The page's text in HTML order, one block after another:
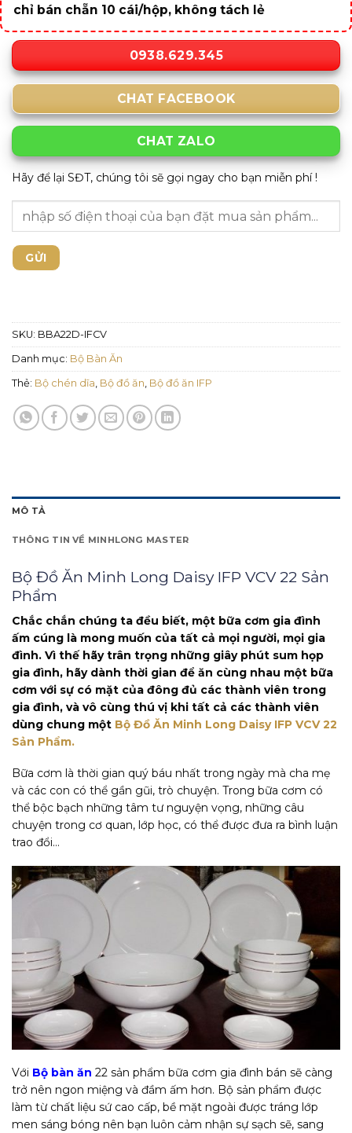
chỉ bán chẵn 10 cái/hộp, không tách lẻ
0938.629.345
CHAT FACEBOOK
CHAT ZALO
Hãy để lại SĐT, chúng tôi sẽ gọi ngay cho bạn miễn phí !
SKU: BBA22D-IFCV
Danh mục: Bộ Bàn Ăn
Thẻ: Bộ chén dĩa Bộ đồ ăn Bộ đồ ăn IFP
MÔ TẢ
THÔNG TIN VỀ MINHLONG MASTER
Bộ Đồ Ăn Minh Long Daisy IFP VCV 22 Sản
Phẩm
Chắc chắn chúng ta đều biết, một bữa cơm gia đình
ấm cúng là mong muốn của tất cả mọi người, mọi gia
đình. Vì thế hãy trân trọng những giây phút sum họp
gia đình, hãy dành thời gian để ăn cùng nhau một bữa
cơm với sự có mặt của đông đủ các thành viên trong
gia đình, và vô cùng thú vị khi tất cả các thành viên
dùng chung một Bộ Đồ Ăn Minh Long Daisy IFP VCV 22
Sản Phẩm.
Bữa cơm là thời gian quý báu nhất trong ngày mà cha mẹ
và các con có thể gần gũi, trò chuyện. Trong bữa cơm có
thể bộc bạch những tâm tư nguyện vọng, những câu
chuyện trong cơ quan, lớp học, có thể được đưa ra bình luận
trao đổi…
Với Bộ bàn ăn 22 sản phẩm bữa cơm gia đình bán sẽ càng
trở nên ngon miệng và đầm ấm hơn. Bộ sản phẩm được
làm từ chất liệu sứ cao cấp, bề mặt ngoài được tráng lớp
men sáng bóng nên bạn luôn cảm nhận sự sạch sẽ, sang